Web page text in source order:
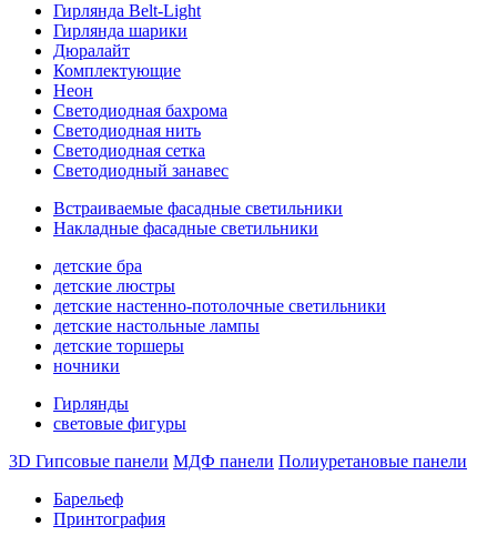
Гирлянда Belt-Light
Гирлянда шарики
Дюралайт
Комплектующие
Неон
Светодиодная бахрома
Светодиодная нить
Светодиодная сетка
Светодиодный занавес
Встраиваемые фасадные светильники
Накладные фасадные светильники
детские бра
детские люстры
детские настенно-потолочные светильники
детские настольные лампы
детские торшеры
ночники
Гирлянды
световые фигуры
3D Гипсовые панели МДФ панели Полиуретановые панели
Барельеф
Принтография